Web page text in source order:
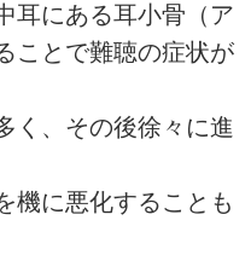
耳にある耳小骨（ア
ことで難聴の症状が
く、その後徐々に進
機に悪化することも